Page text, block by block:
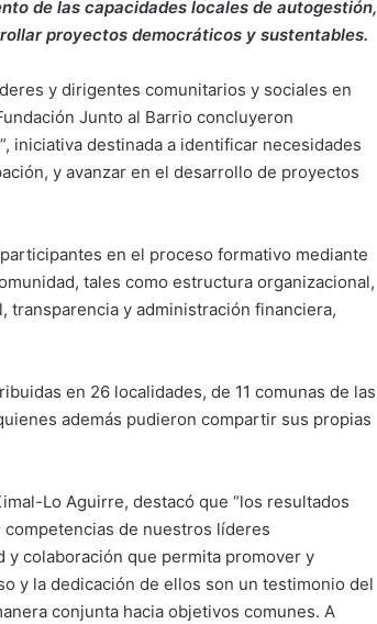
de las capacidades locales de autogestión,
proyectos democráticos y sustentables.
y dirigentes comunitarios y sociales en
Junto al Barrio concluyeron
iniciativa destinada a identificar necesidades
y avanzar en el desarrollo de proyectos
en el proceso formativo mediante
tales como estructura organizacional,
y administración financiera,
en 26 localidades, de 11 comunas de las
además pudieron compartir sus propias
Lo Aguirre, destacó que “los resultados
de nuestros líderes
colaboración que permita promover y
y la dedicación de ellos son un testimonio del
conjunta hacia objetivos comunes. A